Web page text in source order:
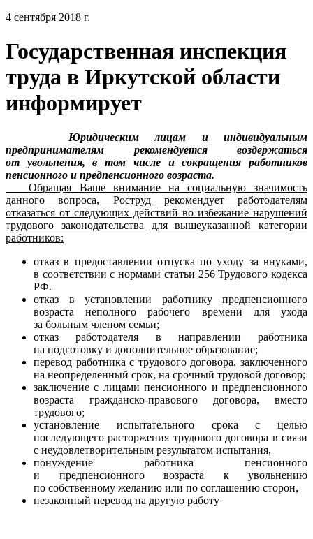
4 сентября 2018 г.
Государственная инспекция
труда в Иркутской области
информирует
Юридическим лицам и индивидуальным
предпринимателям рекомендуется воздержаться
от увольнения, в том числе и сокращения работников
пенсионного и предпенсионного возраста.
Обращая Ваше внимание на социальную значимость
данного вопроса, Роструд рекомендует работодателям
отказаться от следующих действий во избежание нарушений
трудового законодательства для вышеуказанной категории
работников:
отказ в предоставлении отпуска по уходу за внуками,
в соответствии с нормами статьи 256 Трудового кодекса
РФ.
отказ в установлении работнику предпенсионного
возраста неполного рабочего времени для ухода
за больным членом семьи;
отказ работодателя в направлении работника
на подготовку и дополнительное образование;
перевод работника с трудового договора, заключенного
на неопределенный срок, на срочный трудовой договор;
заключение с лицами пенсионного и предпенсионного
возраста гражданско-правового договора, вместо
трудового;
установление испытательного срока с целью
последующего расторжения трудового договора в связи
с неудовлетворительным результатом испытания,
понуждение работника пенсионного
и предпенсионного возраста к увольнению
по собственному желанию или по соглашению сторон,
незаконный перевод на другую работу